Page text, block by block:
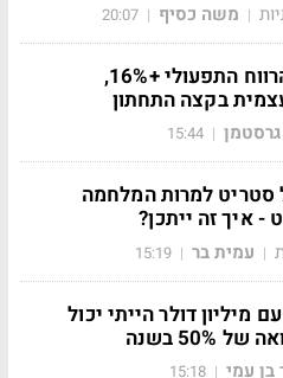
| משה כסיף |
20:07
ברקשייר: הרווח התפעולי +16%,
בקצה התחתון
גרסטמן |
15:44
סטריט למרות המלחמה
- איך זה ייתכן?
| עמית בר |
15:19
מיליון דולר הייתי יכול
בשנה
בן עמי |
15:18